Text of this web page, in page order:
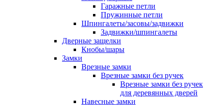
Гаражные петли
Пружинные петли
Шпингалеты/засовы/задвижки
Задвижки/шпингалеты
Дверные защелки
Кнобы/шары
Замки
Врезные замки
Врезные замки без ручек
Врезные замки без ручек
для деревянных дверей
Навесные замки